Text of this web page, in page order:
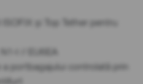
și Top Tether pentru
I // EU6EA
a portbagajului controlată prin